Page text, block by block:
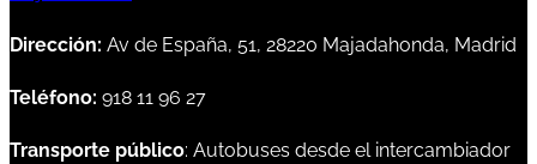
Dirección: Av de España, 51, 28220 Majadahonda, Madrid
Teléfono: 918 11 96 27
Transporte público: Autobuses desde el intercambiador